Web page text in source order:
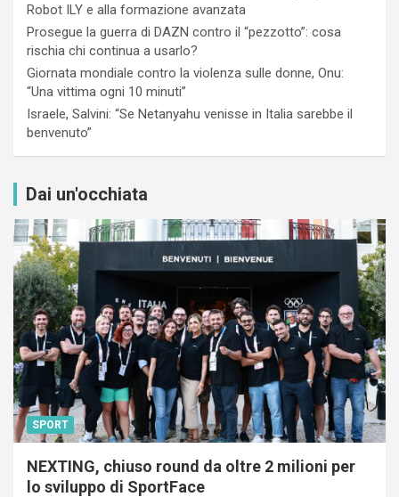
Robot ILY e alla formazione avanzata
Prosegue la guerra di DAZN contro il “pezzotto”: cosa
rischia chi continua a usarlo?
Giornata mondiale contro la violenza sulle donne, Onu:
“Una vittima ogni 10 minuti”
Israele, Salvini: “Se Netanyahu venisse in Italia sarebbe il
benvenuto”
Dai un'occhiata
SPORT
NEXTING, chiuso round da oltre 2 milioni per
lo sviluppo di SportFace